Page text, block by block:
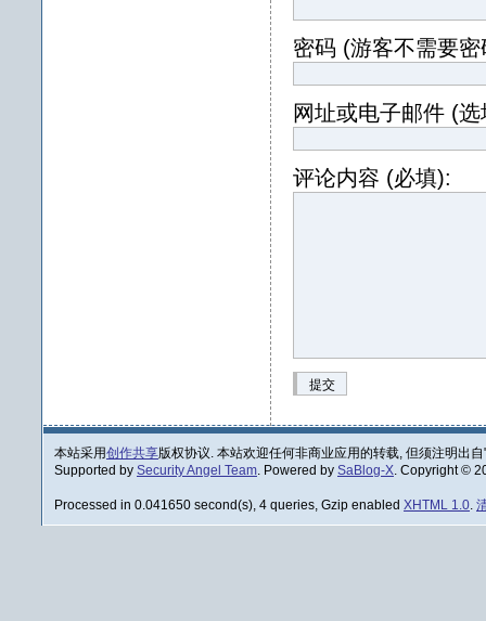
密码 (游客不需要密
网址或电子邮件 (
评论内容 (必填):
提交
本站采用创作共享版权协议. 本站欢迎任何非商业应用的转载, 但须注明出自
Supported by Security Angel Team. Powered by SaBlog-X. Copyright ©
Processed in 0.041650 second(s), 4 queries, Gzip enabled XHTML 1.0.